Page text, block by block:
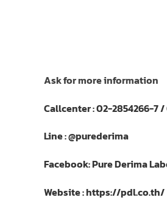
Ask for more information
Callcenter : 02-2854266-7 /
Line : @purederima
Facebook: Pure Derima
Website : https://pdl.co.th/